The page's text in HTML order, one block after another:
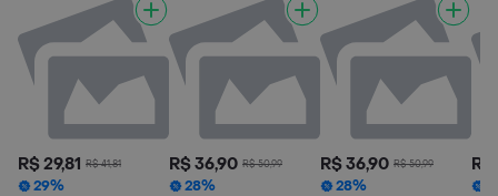
R$ 29,81 R$ 41,81
29%
R$ 36,90 R$ 50,99
28%
R$ 36,90 R$ 50,99
28%
R$